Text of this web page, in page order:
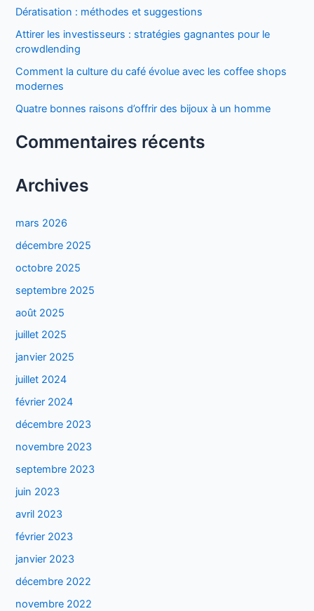
c
h
Dératisation : méthodes et suggestions
Attirer les investisseurs : stratégies gagnantes pour le
crowdlending
Comment la culture du café évolue avec les coffee shops
modernes
Quatre bonnes raisons d’offrir des bijoux à un homme
Commentaires récents
Archives
mars 2026
décembre 2025
octobre 2025
septembre 2025
août 2025
juillet 2025
janvier 2025
juillet 2024
février 2024
décembre 2023
novembre 2023
septembre 2023
juin 2023
avril 2023
février 2023
janvier 2023
décembre 2022
novembre 2022